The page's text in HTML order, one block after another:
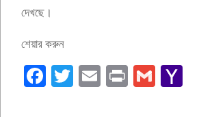
দেখছে।
শেয়ার করুন
Facebook
Twitter
EmailPrintGmail